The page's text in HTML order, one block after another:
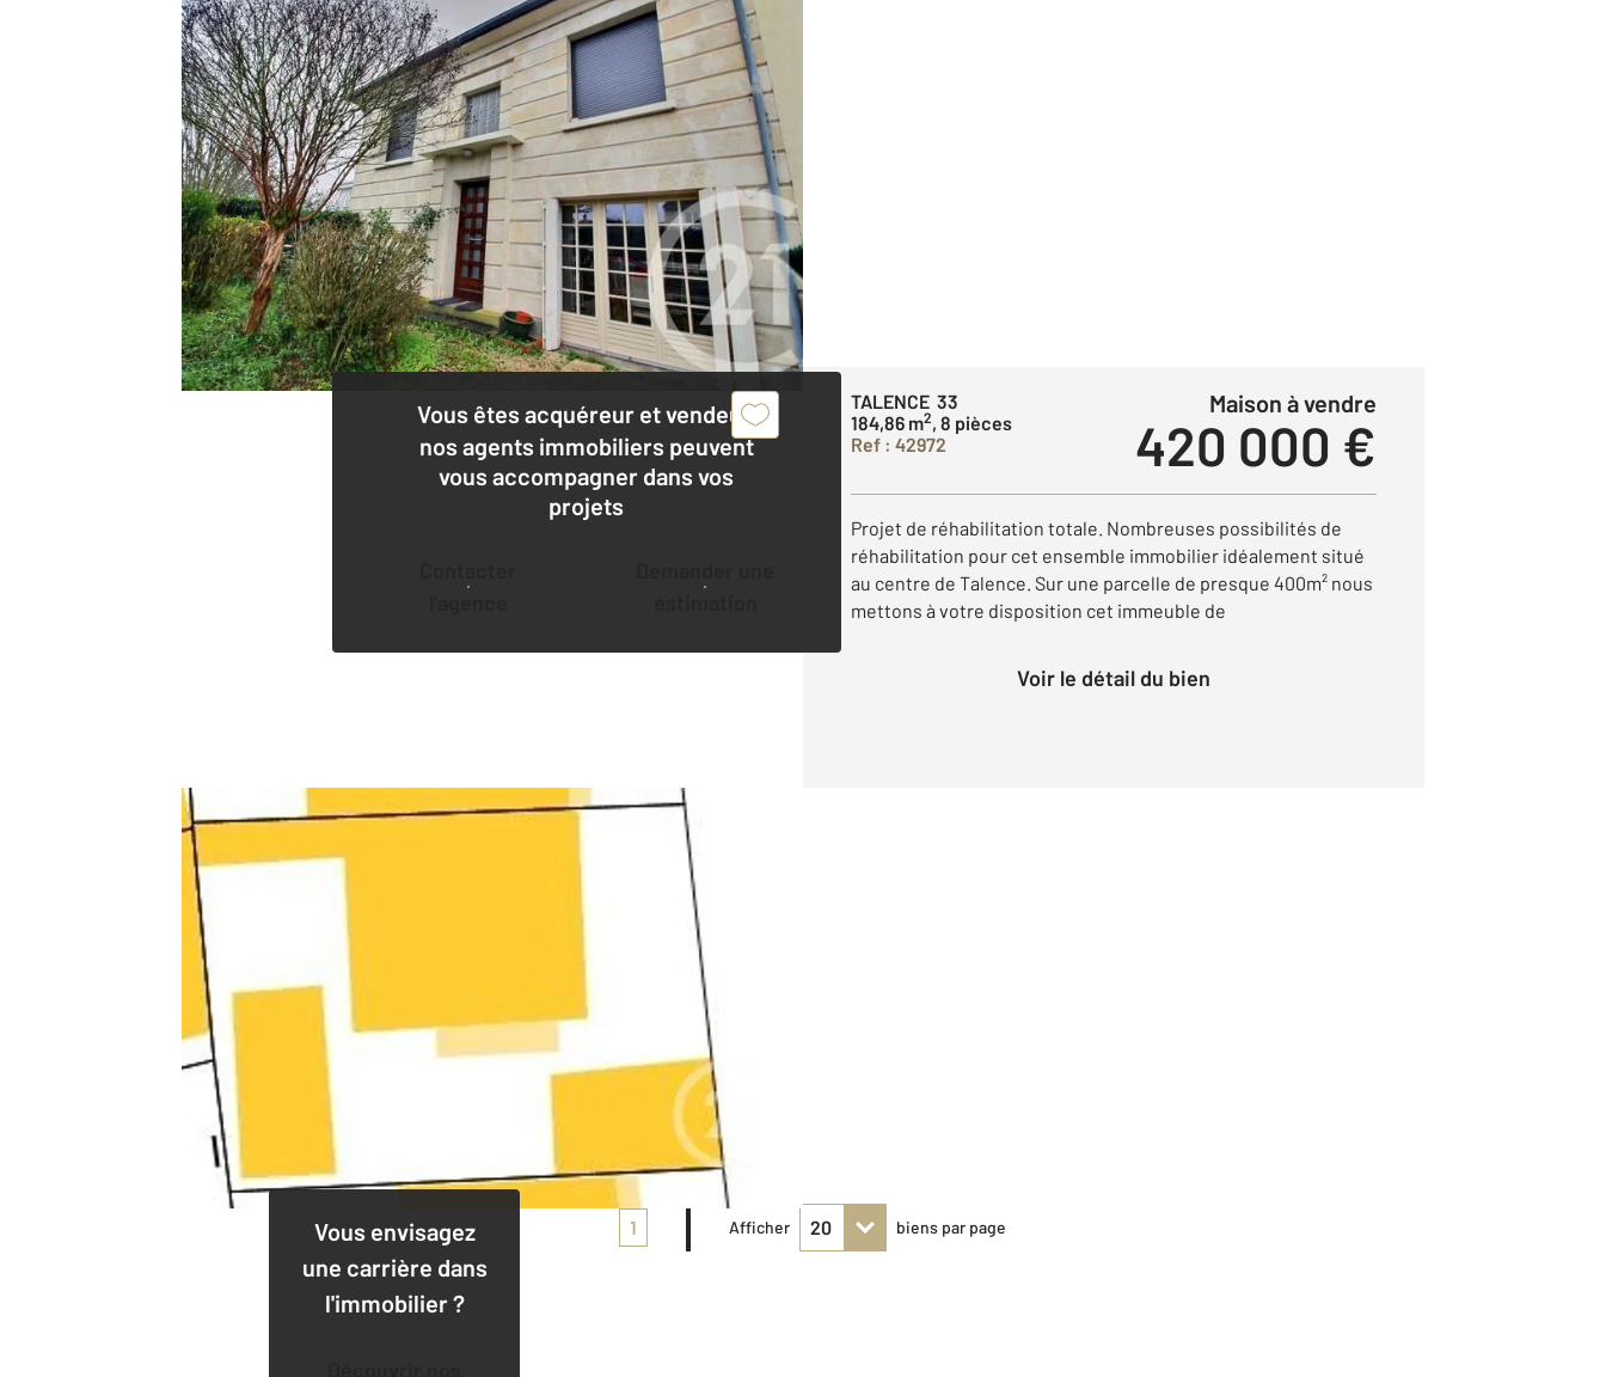
Vous êtes acquéreur et vendeur,
nos agents immobiliers peuvent
vous accompagner dans vos
projets
TALENCE 33
184,86 m2, 8 pièces
Ref : 42972
Maison à vendre
420 000 €
Projet de réhabilitation totale. Nombreuses possibilités de
réhabilitation pour cet ensemble immobilier idéalement situé
au centre de Talence. Sur une parcelle de presque 400m² nous
mettons à votre disposition cet immeuble de
Voir le détail du bien
Vous envisagez
une carrière dans
l'immobilier ?
1 Afficher biens par page